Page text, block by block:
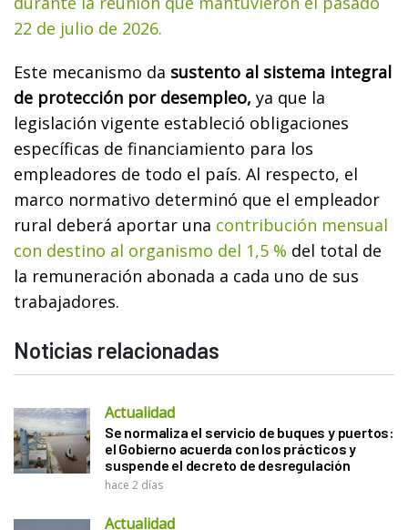
22 de julio de 2026.
Este mecanismo da sustento al sistema integral
de protección por desempleo, ya que la
legislación vigente estableció obligaciones
específicas de financiamiento para los
empleadores de todo el país. Al respecto, el
marco normativo determinó que el empleador
rural deberá aportar una contribución mensual
con destino al organismo del 1,5 % del total de
la remuneración abonada a cada uno de sus
trabajadores.
Noticias relacionadas
Actualidad
Se normaliza el servicio de buques y puertos:
el Gobierno acuerda con los prácticos y
suspende el decreto de desregulación
hace 2 días
Actualidad